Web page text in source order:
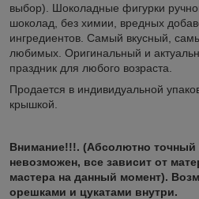
выбор). Шоколадные фигурки
шоколад, без химии, вредных
ингредиентов. Самый вкусный,
любимых. Оригинальный и
праздник для любого возраста.
Продается в индивидуальной
крышкой.
Внимание!!!. (Абсолютно точный
невозможен, все зависит от
мастера на данный момент).
орешками и цукатами внутри.